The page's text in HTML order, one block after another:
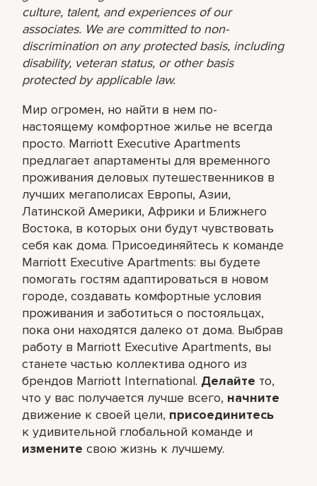
culture, talent, and experiences of our
associates. We are committed to non-
discrimination on any protected basis, including
disability, veteran status, or other basis
protected by applicable law.
Мир огромен, но найти в нем по-
настоящему комфортное жилье не всегда
просто. Marriott Executive Apartments
предлагает апартаменты для временного
проживания деловых путешественников в
лучших мегаполисах Европы, Азии,
Латинской Америки, Африки и Ближнего
Востока, в которых они будут чувствовать
себя как дома. Присоединяйтесь к команде
Marriott Executive Apartments: вы будете
помогать гостям адаптироваться в новом
городе, создавать комфортные условия
проживания и заботиться о постояльцах,
пока они находятся далеко от дома. Выбрав
работу в Marriott Executive Apartments, вы
станете частью коллектива одного из
брендов Marriott International. Делайте то,
что у вас получается лучше всего,​ начните
движение к своей цели, присоединитесь
к удивительной глобальной команде и
измените свою жизнь к лучшему.